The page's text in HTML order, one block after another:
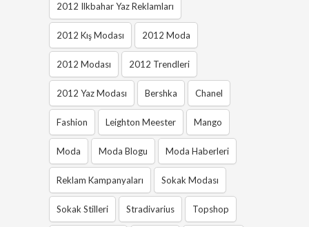
2012 Ilkbahar Yaz Reklamları
2012 Kış Modası 2012 Moda
2012 Modası 2012 Trendleri
2012 Yaz Modası Bershka Chanel
Fashion Leighton Meester Mango
Moda Moda Blogu Moda Haberleri
Reklam Kampanyaları Sokak Modası
Sokak Stilleri Stradivarius Topshop